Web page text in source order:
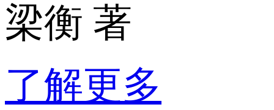
梁衡 著
了解更多